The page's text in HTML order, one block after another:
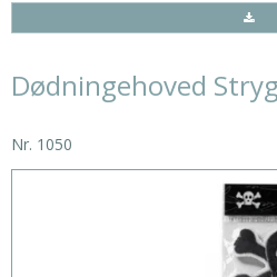
Dødningehoved
Nr. 1050